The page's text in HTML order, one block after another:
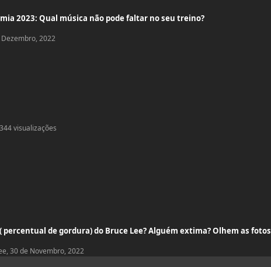
2023: Qual música não pode faltar no seu treino?
2022
344 visualizações
percentual de gordura) do Bruce Lee? Alguém extima? Olhem as fotos
, 30 de Novembro, 2022